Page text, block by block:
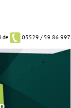
03529 / 59 86 997